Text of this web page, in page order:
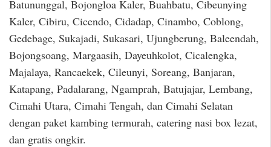
Batununggal, Bojongloa Kaler, Buahbatu, Cibeunying
Kaler, Cibiru, Cicendo, Cidadap, Cinambo, Coblong,
Gedebage, Sukajadi, Sukasari, Ujungberung, Baleendah,
Bojongsoang, Margaasih, Dayeuhkolot, Cicalengka,
Majalaya, Rancaekek, Cileunyi, Soreang, Banjaran,
Katapang, Padalarang, Ngamprah, Batujajar, Lembang,
Cimahi Utara, Cimahi Tengah, dan Cimahi Selatan
dengan paket kambing termurah, catering nasi box lezat,
dan gratis ongkir.